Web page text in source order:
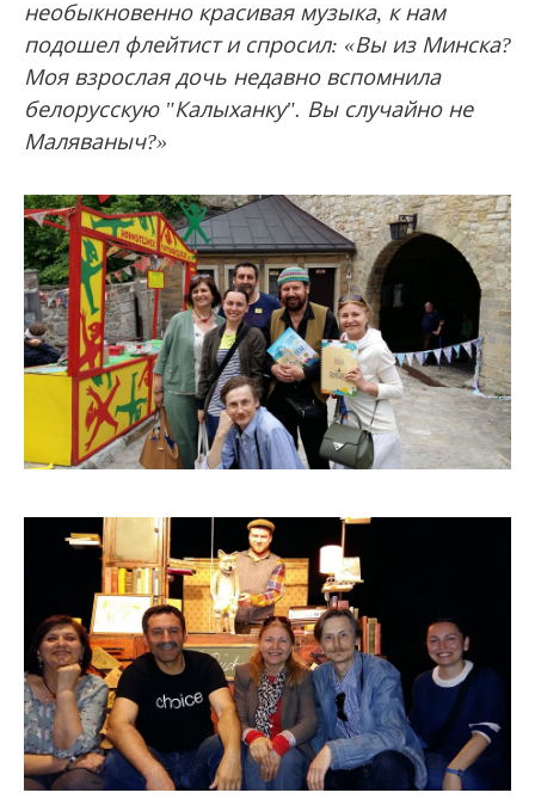
необыкновенно красивая музыка, к нам
подошел флейтист и спросил: «Вы из Минска?
Моя взрослая дочь недавно вспомнила
белорусскую "Калыханку". Вы случайно не
Маляваныч?»